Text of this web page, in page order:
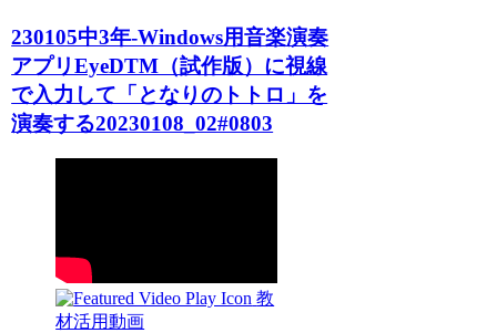
230105中3年-Windows用音楽演奏
アプリEyeDTM（試作版）に視線
で入力して「となりのトトロ」を
演奏する20230108_02#0803
教
材活用動画